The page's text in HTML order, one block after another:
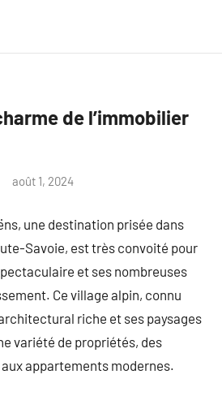
de l’immobilier
août 1, 2024
une destination prisée dans
Savoie, est très convoité pour
et ses nombreuses
Ce village alpin, connu
riche et ses paysages
variété de propriétés, des
appartements modernes.